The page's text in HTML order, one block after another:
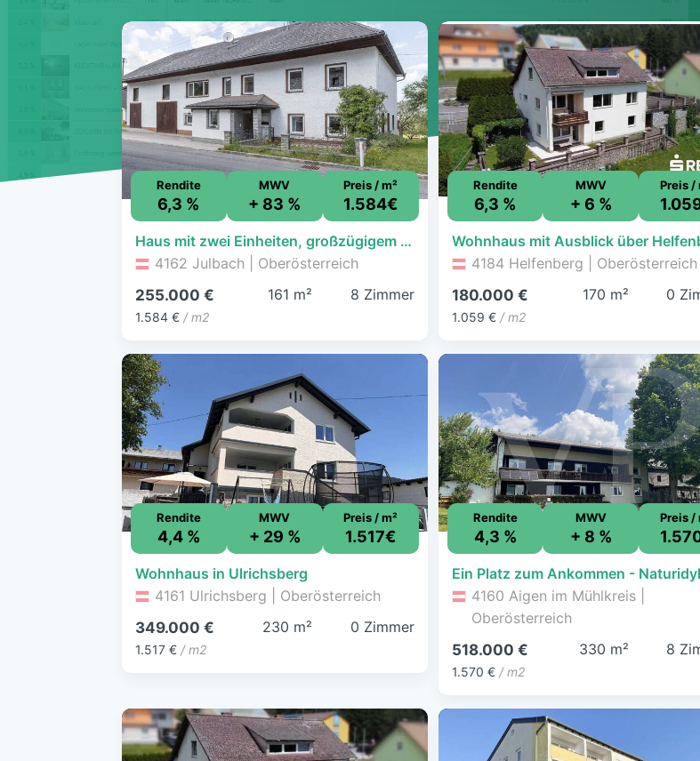
Rendite
6,3 %
MWV
+ 83 %
Preis / m²
1.584€
Haus mit zwei Einheiten, großzügigem Garten und viel Stauraum
4162 Julbach | Oberösterreich
255.000 €
1.584 € / m2
161 m² 8 Zimmer
Rendite
6,3 %
MWV
+ 6 %
Preis /
Wohnhaus mit Ausblick über
4184 Helfenberg | Oberösterreich
180.000 €
1.059 €/ m2
170 m² 0
Rendite
4,4 %
MWV
+ 29 %
Preis / m²
1.517€
Wohnhaus in Ulrichsberg
4161 Ulrichsberg | Oberösterreich
349.000 €
1.517 € / m2
230 m² 0 Zimmer
Rendite
4,3 %
MWV
+ 8 %
Preis /
4160 Aigen im Mühlkreis |
Oberösterreich
518.000 €
1.570 €/ m2
330 m² 8